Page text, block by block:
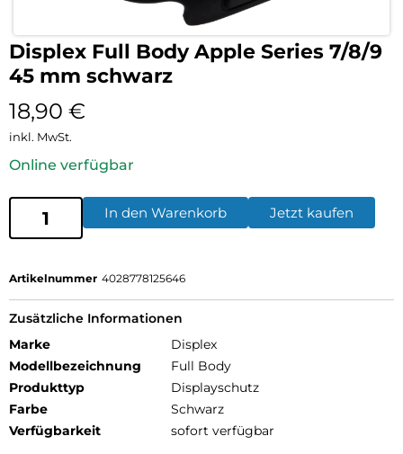
Displex Full Body Apple Series 7/8/9
45 mm schwarz
18,90 €
inkl. MwSt.
Online verfügbar
In den Warenkorb Jetzt kaufen
Artikelnummer 4028778125646
Zusätzliche Informationen
Marke
Displex
Modellbezeichnung
Full Body
Produkttyp
Displayschutz
Farbe
Schwarz
Verfügbarkeit
sofort verfügbar